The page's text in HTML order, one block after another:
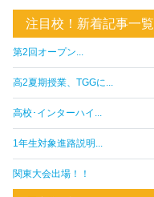
注目校！新着記事一覧
第2回オープン...
高2夏期授業、TGGに...
高校･インターハイ...
1年生対象進路説明...
関東大会出場！！